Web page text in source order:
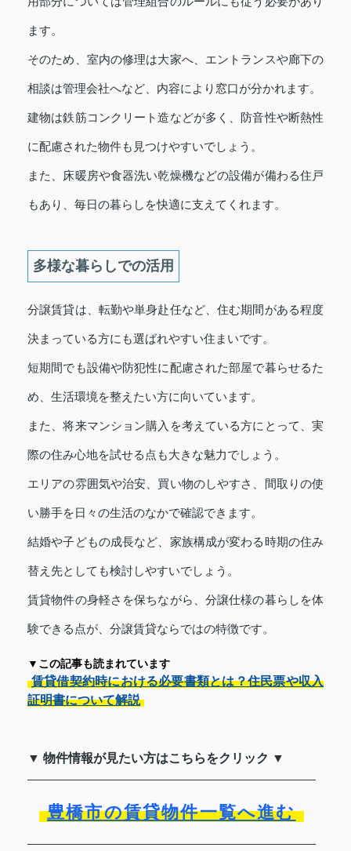
ます。
そのため、室内の修理は大家へ、エントランスや廊下の
相談は管理会社へなど、内容により窓口が分かれます。
建物は鉄筋コンクリート造などが多く、防音性や断熱性
に配慮された物件も見つけやすいでしょう。
また、床暖房や食器洗い乾燥機などの設備が備わる住戸
もあり、毎日の暮らしを快適に支えてくれます。
多様な暮らしでの活用
分譲賃貸は、転勤や単身赴任など、住む期間がある程度
決まっている方にも選ばれやすい住まいです。
短期間でも設備や防犯性に配慮された部屋で暮らせるた
め、生活環境を整えたい方に向いています。
また、将来マンション購入を考えている方にとって、実
際の住み心地を試せる点も大きな魅力でしょう。
エリアの雰囲気や治安、買い物のしやすさ、間取りの使
い勝手を日々の生活のなかで確認できます。
結婚や子どもの成長など、家族構成が変わる時期の住み
替え先としても検討しやすいでしょう。
賃貸物件の身軽さを保ちながら、分譲仕様の暮らしを体
験できる点が、分譲賃貸ならではの特徴です。
▼この記事も読まれています
賃貸借契約時における必要書類とは？住民票や収入
証明書について解説
▼ 物件情報が見たい方はこちらをクリック ▼
豊橋市の賃貸物件一覧へ進む